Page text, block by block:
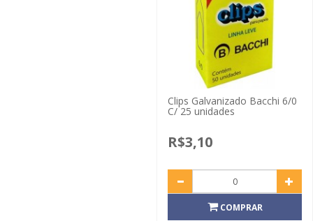
Clips Galvanizado Bacchi 6/0
C/ 25 unidades
R$3,10
COMPRAR